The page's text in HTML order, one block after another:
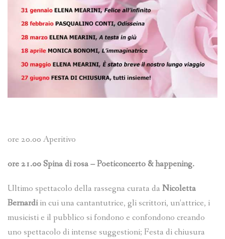
ore 20.00 Aperitivo
ore 21.00 Spina di rosa – Poeticoncerto & happening.
Ultimo spettacolo della rassegna curata da Nicoletta
Bernardiin cui una cantantutrice, gli scrittori, un’attrice, i
musicisti e il pubblico si fondono e confondono creando
uno spettacolo di intense suggestioni; Festa di chiusura